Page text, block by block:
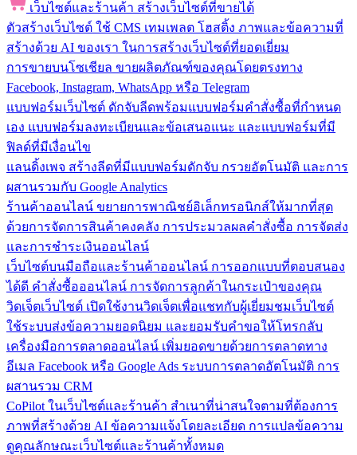
เว็บไซต์และร้านค้า สร้างเว็บไซต์ที่ขายได้
ตัวสร้างเว็บไซต์ ใช้ CMS เทมเพลต โฮสติ้ง ภาพและข้อความที่
สร้างด้วย AI ของเรา ในการสร้างเว็บไซต์ที่ยอดเยี่ยม
การขายบนโซเชียล ขายผลิตภัณฑ์ของคุณโดยตรงทาง
Facebook, Instagram, WhatsApp หรือ Telegram
แบบฟอร์มเว็บไซต์ ดักจับลีดพร้อมแบบฟอร์มคำสั่งซื้อที่กำหนด
เอง แบบฟอร์มลงทะเบียนและข้อเสนอแนะ และแบบฟอร์มที่มี
ฟิลด์ที่มีเงื่อนไข
แลนดิ้งเพจ สร้างลีดที่มีแบบฟอร์มดักจับ กรวยอัตโนมัติ และการ
ผสานรวมกับ Google Analytics
ร้านค้าออนไลน์ ขยายการพาณิชย์อิเล็กทรอนิกส์ให้มากที่สุด
ด้วยการจัดการสินค้าคงคลัง การประมวลผลคำสั่งซื้อ การจัดส่ง
และการชำระเงินออนไลน์
เว็บไซต์บนมือถือและร้านค้าออนไลน์ การออกแบบที่ตอบสนอง
ได้ดี คำสั่งซื้อออนไลน์ การจัดการลูกค้าในกระเป๋าของคุณ
วิดเจ็ตเว็บไซต์ เปิดใช้งานวิดเจ็ตเพื่อแชทกับผู้เยี่ยมชมเว็บไซต์
ใช้ระบบส่งข้อความยอดนิยม และยอมรับคำขอให้โทรกลับ
เครื่องมือการตลาดออนไลน์ เพิ่มยอดขายด้วยการตลาดทาง
อีเมล Facebook หรือ Google Ads ระบบการตลาดอัตโนมัติ การ
ผสานรวม CRM
CoPilot ในเว็บไซต์และร้านค้า สำเนาที่น่าสนใจตามที่ต้องการ
ภาพที่สร้างด้วย AI ข้อความแจ้งโดยละเอียด การแปลข้อความ
ดูคุณลักษณะเว็บไซต์และร้านค้าทั้งหมด